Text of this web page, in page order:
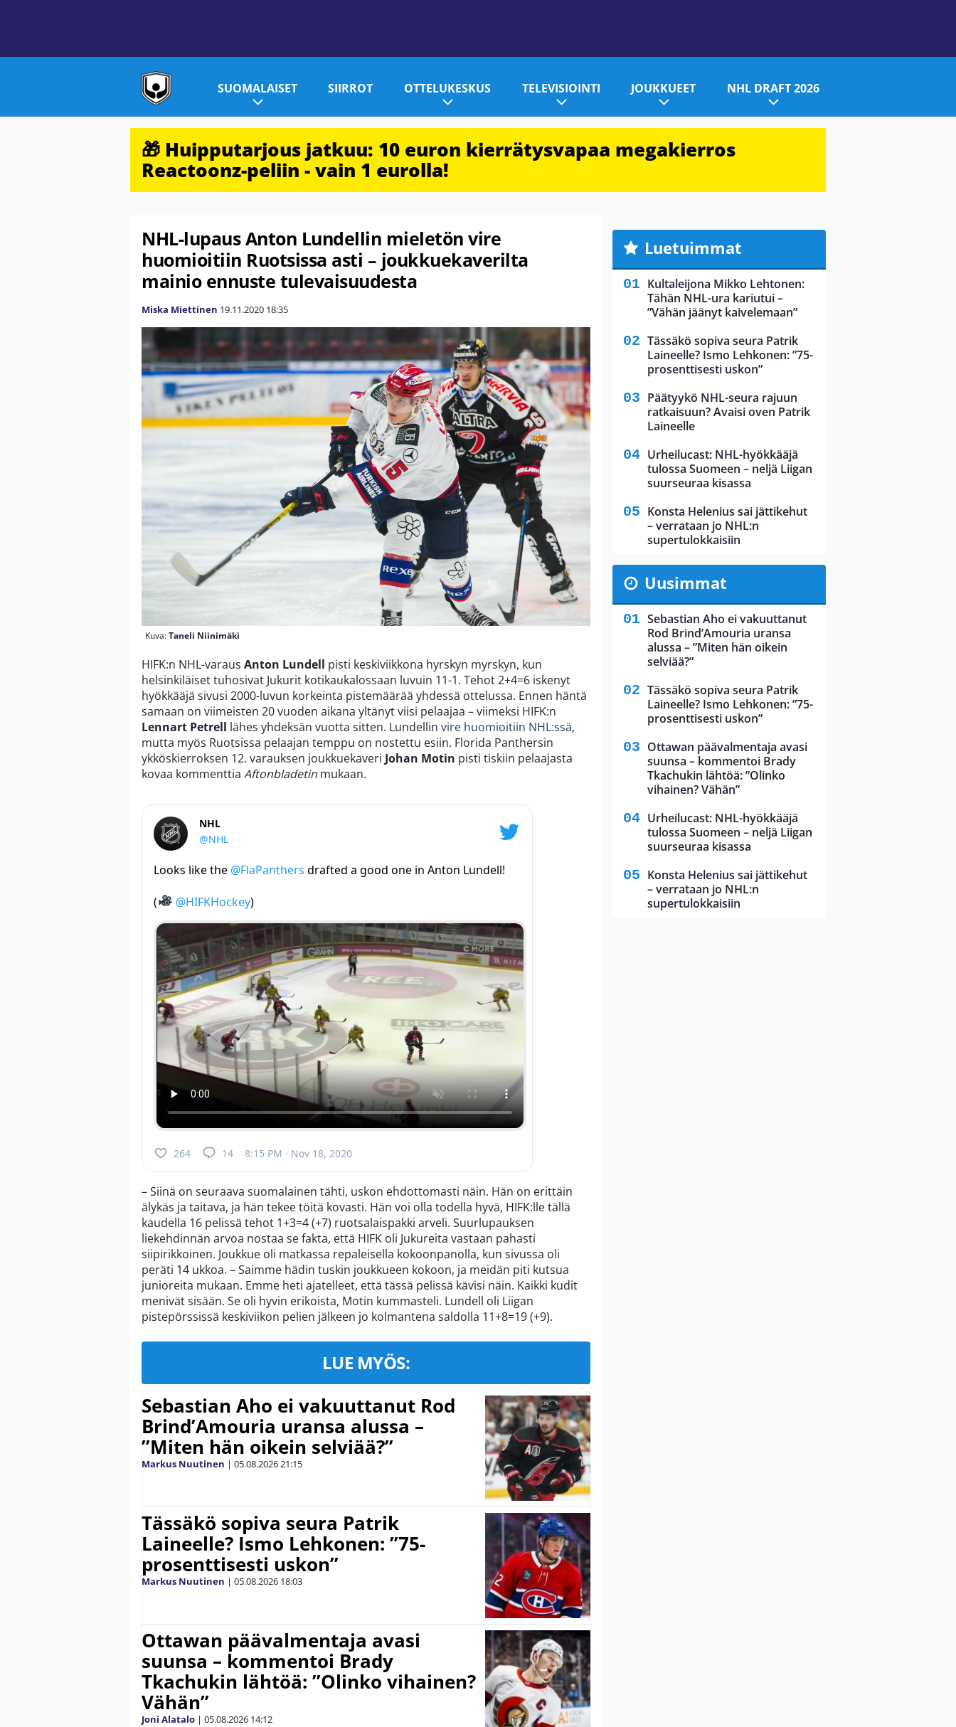
SUOMALAISET SIIRROT OTTELUKESKUS TELEVISIOINTI JOUKKUEET NHL DRAFT 2026
🎁 Huipputarjous jatkuu: 10 euron kierrätysvapaa megakierros
Reactoonz-peliin - vain 1 eurolla!
NHL-lupaus Anton Lundellin mieletön vire
huomioitiin Ruotsissa asti – joukkuekaverilta
mainio ennuste tulevaisuudesta
Miska Miettinen 19.11.2020 18:35
Kuva:Taneli Niinimäki
HIFK:n NHL-varaus Anton Lundell pisti keskiviikkona hyrskyn myrskyn, kun
helsinkiläiset tuhosivat Jukurit kotikaukalossaan luvuin 11-1. Tehot 2+4=6 iskenyt
hyökkääjä sivusi 2000-luvun korkeinta pistemäärää yhdessä ottelussa. Ennen häntä
samaan on viimeisten 20 vuoden aikana yltänyt viisi pelaajaa – viimeksi HIFK:n
Lennart Petrell lähes yhdeksän vuotta sitten. Lundellin vire huomioitiin NHL:ssä,
mutta myös Ruotsissa pelaajan temppu on nostettu esiin. Florida Panthersin
ykköskierroksen 12. varauksen joukkuekaveri Johan Motin pisti tiskiin pelaajasta
kovaa kommenttia Aftonbladetin mukaan.
NHL
@NHL
Looks like the @FlaPanthers drafted a good one in Anton Lundell!
( @HIFKHockey)
264 14 8:15 PM · Nov 18, 2020
– Siinä on seuraava suomalainen tähti, uskon ehdottomasti näin. Hän on erittäin
älykäs ja taitava, ja hän tekee töitä kovasti. Hän voi olla todella hyvä, HIFK:lle tällä
kaudella 16 pelissä tehot 1+3=4 (+7) ruotsalaispakki arveli. Suurlupauksen
liekehdinnän arvoa nostaa se fakta, että HIFK oli Jukureita vastaan pahasti
siipirikkoinen. Joukkue oli matkassa repaleisella kokoonpanolla, kun sivussa oli
peräti 14 ukkoa. – Saimme hädin tuskin joukkueen kokoon, ja meidän piti kutsua
junioreita mukaan. Emme heti ajatelleet, että tässä pelissä kävisi näin. Kaikki kudit
menivät sisään. Se oli hyvin erikoista, Motin kummasteli. Lundell oli Liigan
pistepörssissä keskiviikon pelien jälkeen jo kolmantena saldolla 11+8=19 (+9).
LUE MYÖS:
Sebastian Aho ei vakuuttanut Rod
Brind’Amouria uransa alussa –
”Miten hän oikein selviää?”
Markus Nuutinen | 05.08.202621:15
Tässäkö sopiva seura Patrik
Laineelle? Ismo Lehkonen: ”75-
prosenttisesti uskon”
Markus Nuutinen | 05.08.2026 18:03
Ottawan päävalmentaja avasi
suunsa – kommentoi Brady
Tkachukin lähtöä: ”Olinko vihainen?
Vähän”
Joni Alatalo | 05.08.2026 14:12
Luetuimmat
Kultaleijona Mikko Lehtonen:
Tähän NHL-ura kariutui –
”Vähän jäänyt kaivelemaan”
Tässäkö sopiva seura Patrik
Laineelle? Ismo Lehkonen: ”75-
prosenttisesti uskon”
Päätyykö NHL-seura rajuun
ratkaisuun? Avaisi oven Patrik
Laineelle
Urheilucast: NHL-hyökkääjä
tulossa Suomeen – neljä Liigan
suurseuraa kisassa
Konsta Helenius sai jättikehut
– verrataan jo NHL:n
supertulokkaisiin
Uusimmat
Sebastian Aho ei vakuuttanut
Rod Brind’Amouria uransa
alussa – ”Miten hän oikein
selviää?”
Tässäkö sopiva seura Patrik
Laineelle? Ismo Lehkonen: ”75-
prosenttisesti uskon”
Ottawan päävalmentaja avasi
suunsa – kommentoi Brady
Tkachukin lähtöä: ”Olinko
vihainen? Vähän”
Urheilucast: NHL-hyökkääjä
tulossa Suomeen – neljä Liigan
suurseuraa kisassa
Konsta Helenius sai jättikehut
– verrataan jo NHL:n
supertulokkaisiin